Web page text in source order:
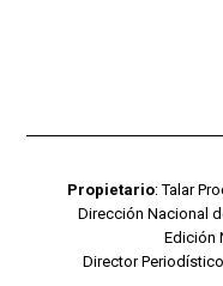
Propietario: Talar
Dirección Nacional
Edición
Director